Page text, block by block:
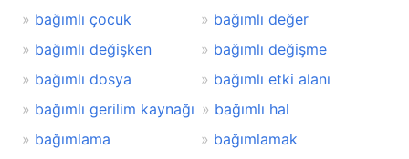
bağımlı çocuk
bağımlı değer
bağımlı değişken
bağımlı değişme
bağımlı dosya
bağımlı etki alanı
bağımlı gerilim kaynağı
bağımlı hal
bağımlama
bağımlamak